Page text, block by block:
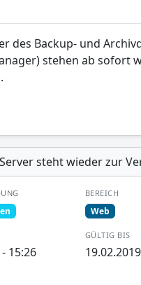
des Backup- und
stehen ab sofort
Server steht wieder zur
BEREICH
Web
15:26
GÜLTIG BIS
19.02.2019